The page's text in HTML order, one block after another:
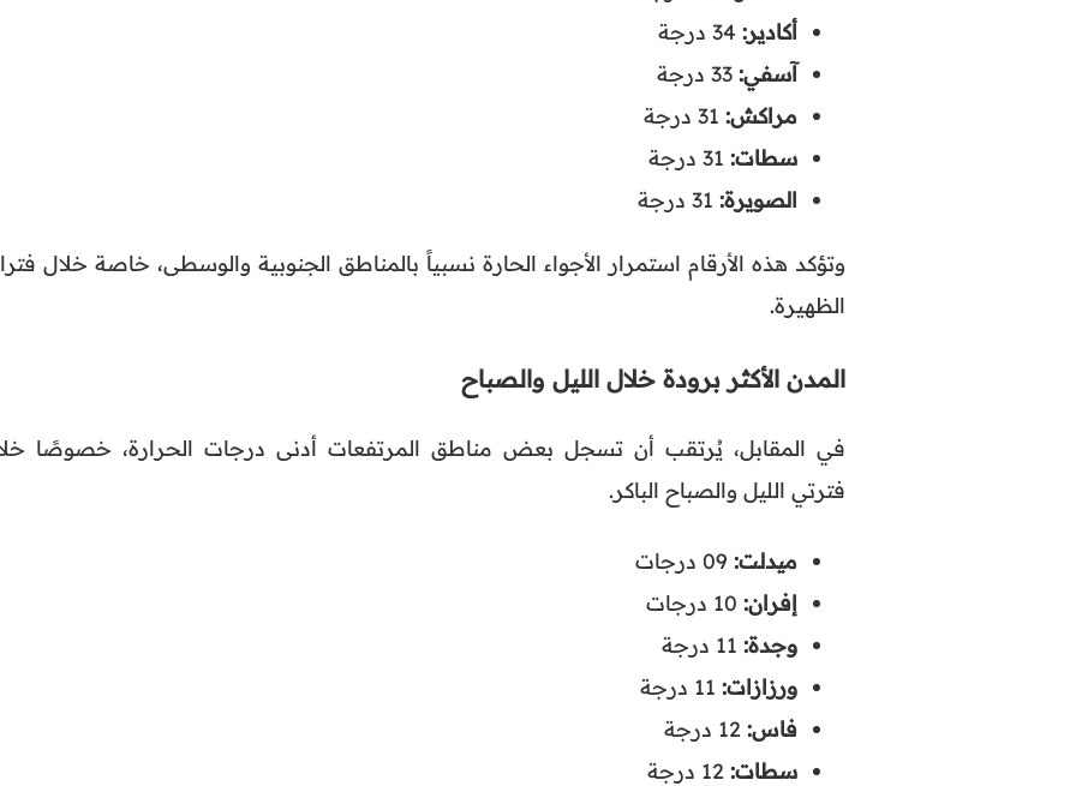
أكادير:
آسفي:
مراكش:
سطات:
الصويرة:
وتؤكد هذه الأرقام استمرار الأجواء الحارة نسبياً بالمناطق الجنوبية والوسطى، خاصة خلال
الظهيرة.
المدن الأكثر برودة خلال الليل والصباح
في المقابل، يُرتقب أن تسجل بعض مناطق المرتفعات أدنى درجات الحرارة، خصوصًا
فترتي الليل والصباح الباكر.
ميدلت:
إفران:
وجدة:
ورزازات:
فاس:
سطات: